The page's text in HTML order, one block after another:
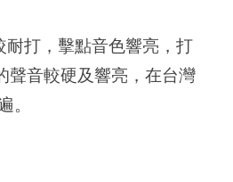
耐打，擊點音色響亮，打
聲音較硬及響亮，在台灣
。